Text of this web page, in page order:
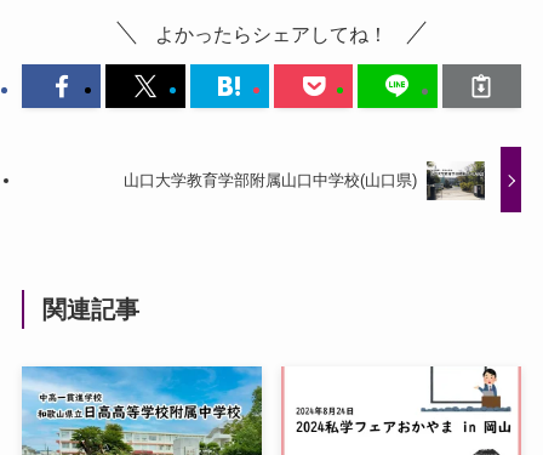
よかったらシェアしてね！
山口大学教育学部附属山口中学校(山口県)
関連記事